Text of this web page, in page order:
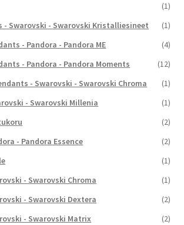
(1)
- Swarovski - Swarovski Kristalliesineet
(1)
- Pandora - Pandora ME
(4)
- Pandora - Pandora Moments
(12)
- Swarovski - Swarovski Chroma
(1)
- Swarovski Millenia
(1)
(2)
- Pandora Essence
(2)
(1)
- Swarovski Chroma
(1)
- Swarovski Dextera
(2)
- Swarovski Matrix
(2)